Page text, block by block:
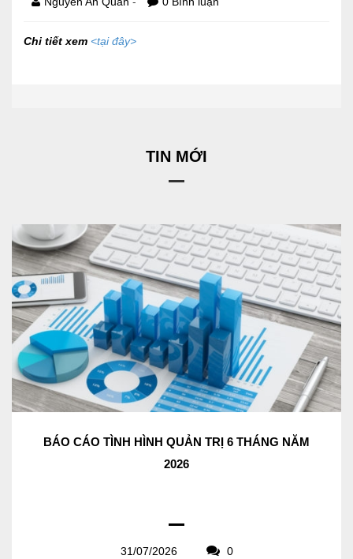
Dịch vụ xây dựng
TIN TỨC
Tin hoạt động
Sự kiện đang diễn ra
LIÊN HỆ
Chi tiết xem <tại đây>
TIN MỚI
BÁO CÁO TÌNH HÌNH QUẢN TRỊ 6 THÁNG NĂM
2026
31/07/2026 0